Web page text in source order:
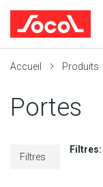
recherche
recherche
navigation
Accueil Produits
Portes
Filtres
Filtres: